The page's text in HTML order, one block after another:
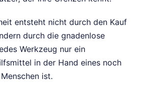
entsteht nicht durch den Kauf
durch die gnadenlose
Werkzeug nur ein
in der Hand eines noch
ist.